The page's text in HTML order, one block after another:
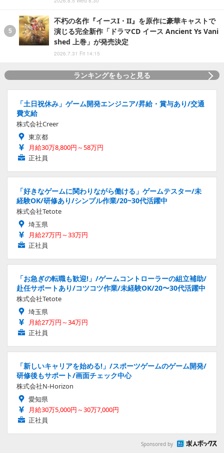
不朽の名作『イースI・II』を原作に豪華キャストで
演じる完全新作「ドラマCD イース Ancient Ys Vani
shed 上巻」が発売決定
2026.7.31 Fri 14:15
ランキングをもっと見る
「土日祝休み」ゲーム開発エンジニア/昇給・賞与あり/交通
費支給
株式会社Creer
東京都
月給30万8,800円～58万円
正社員
「好きなゲームに関わりながら働ける」ゲームテスター/未
経験OK/研修あり/シンプル作業/20~30代活躍中
株式会社Tetote
埼玉県
月給27万円～33万円
正社員
「お急ぎの転職も歓迎!」/ゲームコントローラーの組立補助/
赴任サポートあり/コツコツ作業/未経験OK/20〜30代活躍中
株式会社Tetote
埼玉県
月給27万円～34万円
正社員
「新しいキャリアを始める!」/スポーツゲームのゲーム開発/
研修後もサポート/画面チェック中心
株式会社N-Horizon
愛知県
月給30万5,000円～30万7,000円
正社員
Sponsored by